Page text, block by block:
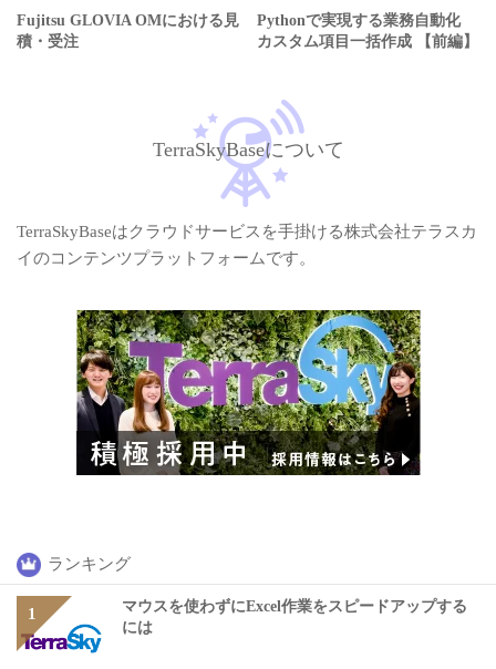
Fujitsu GLOVIA OMにおける見
積・受注
Pythonで実現する業務自動化
カスタム項目一括作成 【前編】
TerraSkyBaseについて
TerraSkyBaseはクラウドサービスを手掛ける株式会社テラスカ
イのコンテンツプラットフォームです。
ランキング
マウスを使わずにExcel作業をスピードアップする
には